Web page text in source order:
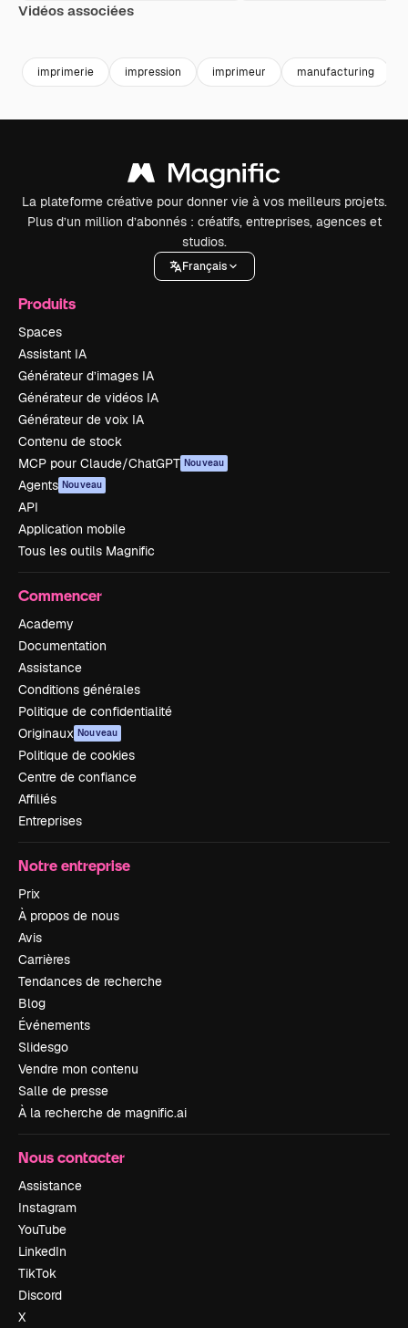
Vidéos associées
imprimerie impression imprimeur manufacturing
La plateforme créative pour donner vie à vos meilleurs projets.
Plus d’un million d’abonnés : créatifs, entreprises, agences et
studios.
Français
Produits
Spaces
Assistant IA
Générateur d’images IA
Générateur de vidéos IA
Générateur de voix IA
Contenu de stock
MCP pour Claude/ChatGPT Nouveau
Agents Nouveau
API
Application mobile
Tous les outils Magnific
Commencer
Academy
Documentation
Assistance
Conditions générales
Politique de confidentialité
Originaux Nouveau
Politique de cookies
Centre de confiance
Affiliés
Entreprises
Notre entreprise
Prix
À propos de nous
Avis
Carrières
Tendances de recherche
Blog
Événements
Slidesgo
Vendre mon contenu
Salle de presse
À la recherche de magnific.ai
Nous contacter
Assistance
Instagram
YouTube
LinkedIn
TikTok
Discord
X